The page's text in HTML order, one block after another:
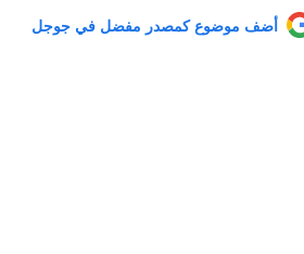
أضف موضوع كمصدر مفضل في جوجل